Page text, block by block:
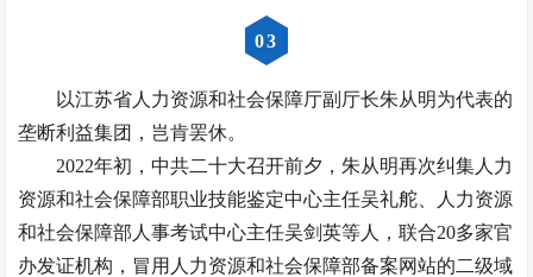
03
以江苏省人力资源和社会保障厅副厅长朱从明为代表的
垄断利益集团，岂肯罢休。
2022年初，中共二十大召开前夕，朱从明再次纠集人力
资源和社会保障部职业技能鉴定中心主任吴礼舵、人力资源
和社会保障部人事考试中心主任吴剑英等人，联合20多家官
办发证机构，冒用人力资源和社会保障部备案网站的二级域